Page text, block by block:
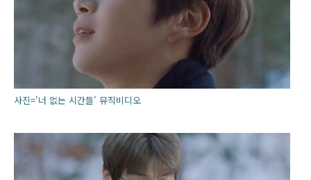
사진='너 없는 시간들' 뮤직비디오